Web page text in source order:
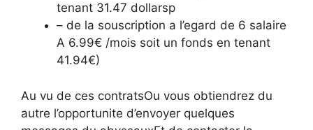
tenant 31.47 dollarsp
– de la souscription a l’egard de 6 salaire
A 6.99€ /mois soit un fonds en tenant
41.94€)
Au vu de ces contratsOu vous obtiendrez du
autre l’opportunite d’envoyer quelques